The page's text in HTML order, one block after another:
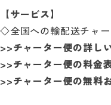
【サービス】
◇全国への輸配送チャ
>>チャーター便の詳し
>>チャーター便の料金
>>チャーター便の無料